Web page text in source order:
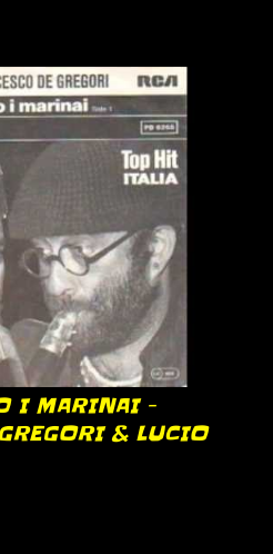
I MARINAI -
& LUCIO